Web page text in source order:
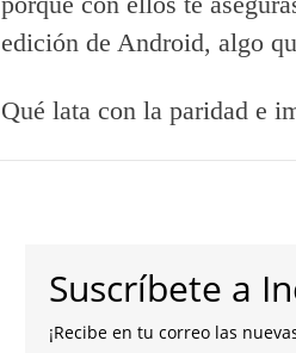
edición de Android, algo
Qué lata con la paridad e
Suscríbete a
¡Recibe en tu correo las